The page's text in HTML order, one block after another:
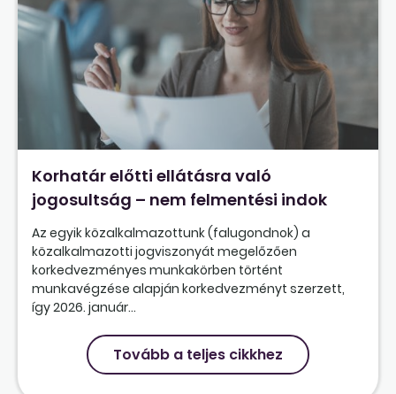
Korhatár előtti ellátásra való
jogosultság – nem felmentési indok
Az egyik közalkalmazottunk (falugondnok) a
közalkalmazotti jogviszonyát megelőzően
korkedvezményes munkakörben történt
munkavégzése alapján korkedvezményt szerzett,
így 2026. január...
Tovább a teljes cikkhez